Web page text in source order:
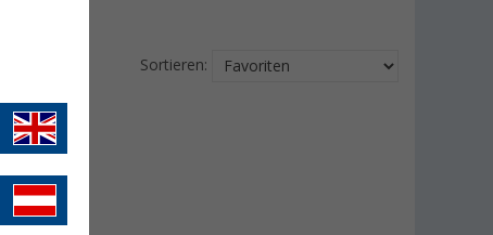
Sortieren: